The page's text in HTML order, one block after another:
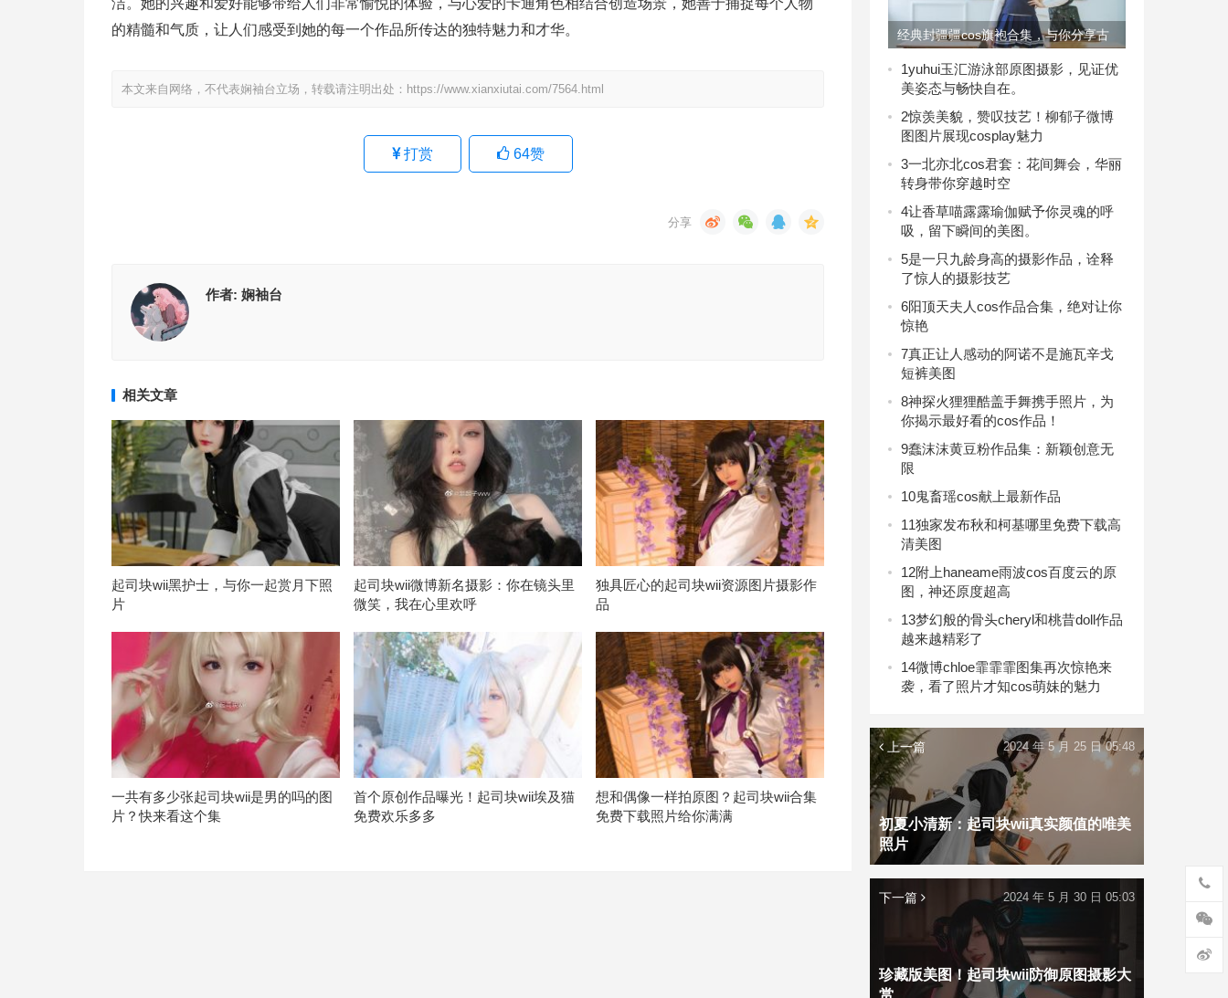
洁。她的兴趣和爱好能够带给人们非常愉悦的体验，与心爱的卡通角色相结合创造场景，她善于捕捉每个人物
的精髓和气质，让人们感受到她的每一个作品所传达的独特魅力和才华。
本文来自网络，不代表娴袖台立场，转载请注明出处：https://www.xianxiutai.com/7564.html
打赏 64赞
作者: 娴袖台
相关文章
起司块wii黑护士，与你一起赏月下照
片
起司块wii微博新名摄影：你在镜头里
微笑，我在心里欢呼
独具匠心的起司块wii资源图片摄影作
品
一共有多少张起司块wii是男的吗的图
片？快来看这个集
首个原创作品曝光！起司块wii埃及猫
免费欢乐多多
想和偶像一样拍原图？起司块wii合集
免费下载照片给你满满
经典封疆疆cos旗袍合集，与你分享古
风魅力
1yuhui玉汇游泳部原图摄影，见证优
美姿态与畅快自在。
2惊羡美貌，赞叹技艺！柳郁子微博
图图片展现cosplay魅力
3一北亦北cos君套：花间舞会，华丽
转身带你穿越时空
4让香草喵露露瑜伽赋予你灵魂的呼
吸，留下瞬间的美图。
5是一只九龄身高的摄影作品，诠释
了惊人的摄影技艺
6阳顶天夫人cos作品合集，绝对让你
惊艳
7真正让人感动的阿诺不是施瓦辛戈
短裤美图
8神探火狸狸酷盖手舞携手照片，为
你揭示最好看的cos作品！
9蠢沫沫黄豆粉作品集：新颖创意无
限
10鬼畜瑶cos献上最新作品
11独家发布秋和柯基哪里免费下载高
清美图
12附上haneame雨波cos百度云的原
图，神还原度超高
13梦幻般的骨头cheryl和桃昔doll作品
越来越精彩了
14微博chloe霏霏霏图集再次惊艳来
袭，看了照片才知cos萌妹的魅力
上一篇
初夏小清新：起司块wii真实颜值的唯美
照片
2024 年 5 月 25 日 05:48
下一篇
珍藏版美图！起司块wii防御原图摄影大
赏
2024 年 5 月 30 日 05:03